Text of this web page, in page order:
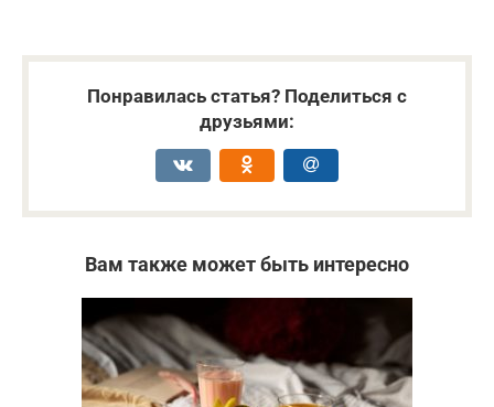
Понравилась статья? Поделиться с
друзьями:
Вам также может быть интересно